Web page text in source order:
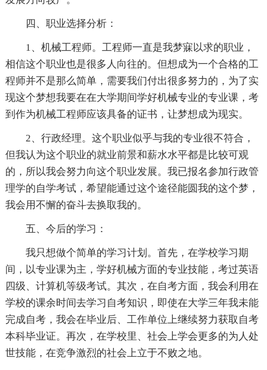
四、职业选择分析：
1、机械工程师。工程师一直是我梦寐以求的职业，
相信这个职业也是很多人向往的。但想成为一个合格的工
程师并不是那么简单，需要我们付出很多努力的，为了实
现这个梦想我要在在大学期间学好机械专业的专业课，考
到作为机械工程师应该具备的证书，让梦想成为现实。
2、行政经理。这个职业似乎与我的专业很不符合，
但我认为这个职业的就业前景和薪水水平都是比较可观
的，所以我会努力向这个职业发展。我已报名参加行政管
理学的自学考试，希望能通过这个途径能圆我的这个梦，
我会用不懈的奋斗去换取我的。
五、今后的学习：
我只想做个简单的学习计划。首先，在学校学习期
间，以专业课为主，学好机械方面的专业技能，考过英语
四级、计算机等级考试。其次，在自考方面，我会利用在
学校的课余时间去学习自考知识，即使在大学三年我未能
完成自考，我会在毕业后、工作单位上继续努力获取自考
本科毕业证。再次，在学校里、社会上学会更多的为人处
世技能，在竞争激烈的社会上立于不败之地。